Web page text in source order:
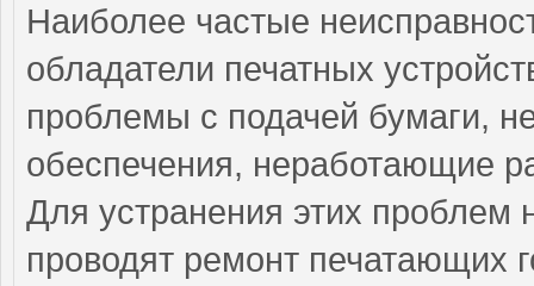
Наиболее частые
обладатели печатных
проблемы с подачей бумаги,
обеспечения, неработающие
Для устранения этих
проводят ремонт печатающих